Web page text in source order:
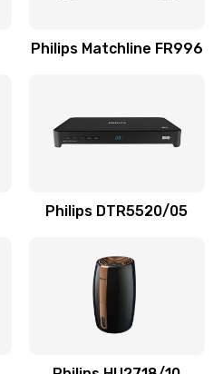
NFC
руб.
Philips Matchline FR996
Philips DTR5520/05